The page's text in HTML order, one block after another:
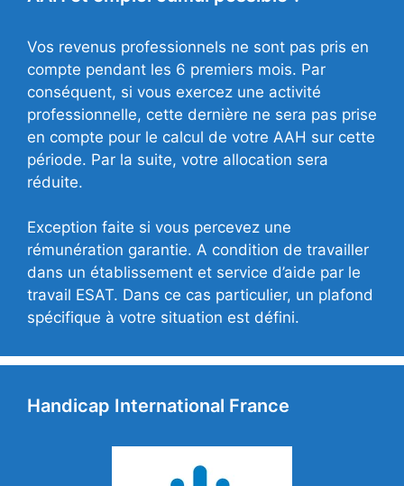
Vos revenus professionnels ne sont pas pris en
compte pendant les 6 premiers mois. Par
conséquent, si vous exercez une activité
professionnelle, cette dernière ne sera pas prise
en compte pour le calcul de votre AAH sur cette
période. Par la suite, votre allocation sera
réduite.
Exception faite si vous percevez une
rémunération garantie. A condition de travailler
dans un établissement et service d’aide par le
travail ESAT. Dans ce cas particulier, un plafond
spécifique à votre situation est défini.
Handicap International France